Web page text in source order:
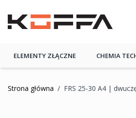
KOFFA
ELEMENTY ZŁĄCZNE CHEMIA
Strona główna / FRS 25-30 A4 |